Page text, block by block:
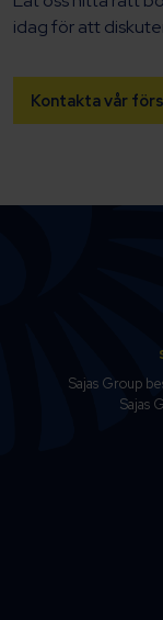
idag för att
Kontakta vår
Sajas Group
Sajas